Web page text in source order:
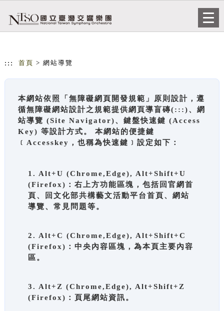
::: 首頁 > 網站導覽
本網站依照「無障礙網頁開發規範」原則設計，遵
循無障礙網站設計之規範提供網頁導盲磚(:::)、網
站導覽 (Site Navigator)、鍵盤快速鍵 (Access
Key) 等設計方式。 本網站的便捷鍵
﹝Accesskey，也稱為快速鍵﹞設定如下：
1. Alt+U (Chrome,Edge), Alt+Shift+U
(Firefox)：右上方功能區塊，包括回官網首
頁、回文化部共構藝文活動平台首頁、網站
導覽、常見問題等。
2. Alt+C (Chrome,Edge), Alt+Shift+C
(Firefox)：中央內容區塊，為本頁主要內容
區。
3. Alt+Z (Chrome,Edge), Alt+Shift+Z
(Firefox)：頁尾網站資訊。